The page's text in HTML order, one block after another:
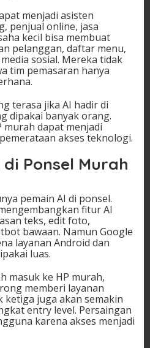
menjadi asisten
penjual online, jasa
kecil bisa membuat
pelanggan, daftar menu,
sosial. Mereka tidak
tim pemasaran hanya
terasa jika AI hadir di
dipakai banyak orang.
murah dapat menjadi
akses teknologi.
Ponsel Murah
pemain AI di ponsel.
fitur AI
teks, edit foto,
bawaan. Namun Google
layanan Android dan
luas.
masuk ke HP murah,
memberi layanan
ketiga juga akan semakin
entry level. Persaingan
karena akses menjadi